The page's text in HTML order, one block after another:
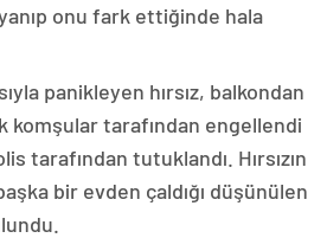
onu fark ettiğinde hala
panikleyen hırsız, balkondan
komşular tarafından engellendi
tarafından tutuklandı. Hırsızın
bir evden çaldığı düşünülen